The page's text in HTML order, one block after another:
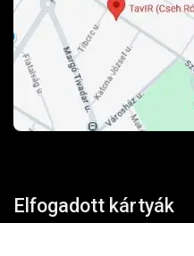
Elfogadott kártyák